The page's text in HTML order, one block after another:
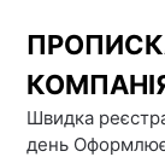
content
КОМПАНІЯ
Швидка
день